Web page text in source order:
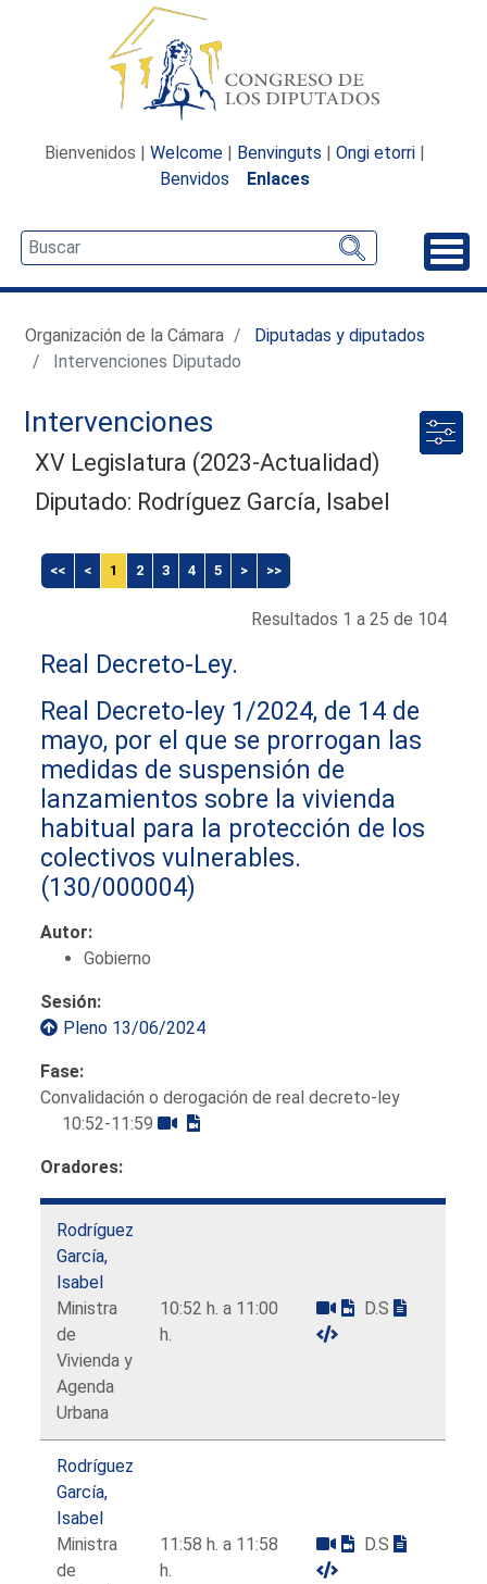
Bienvenidos | Welcome | Benvinguts | Ongi etorri |
Benvidos
Enlaces
Organización de la Cámara
Diputadas y diputados
Intervenciones Diputado
Intervenciones
XV Legislatura (2023-Actualidad)
Diputado: Rodríguez García, Isabel
<< < 1 2 3 4 5 > >>
Resultados 1 a 25 de 104
Real Decreto-Ley.
Real Decreto-ley 1/2024, de 14 de
mayo, por el que se prorrogan las
medidas de suspensión de
lanzamientos sobre la vivienda
habitual para la protección de los
colectivos vulnerables.
(130/000004)
Autor:
Gobierno
Sesión:
Pleno 13/06/2024
Fase:
Convalidación o derogación de real decreto-ley
10:52-11:59
Oradores:
Rodríguez
García,
Isabel
Ministra
de
Vivienda y
Agenda
Urbana
10:52 h. a 11:00
h.
D.S
Rodríguez
García,
Isabel
Ministra
de
11:58 h. a 11:58
h.
D.S